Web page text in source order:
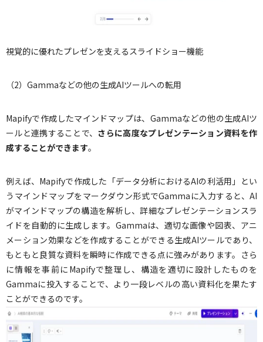
視覚的に優れたプレゼンを支えるスライドショー機能
（2）Gammaなどの他の生成AIツールへの転用
Mapifyで作成したマインドマップは、Gammaなどの他の生成AIツ
ールと連携することで、 さらに高度なプレゼンテーション資料を作
成することができます。
例えば、Mapifyで作成した「データ分析におけるAIの利活用」とい
うマインドマップをマークダウン形式でGammaに入力すると、AI
がマインドマップの構造を解析し、詳細なプレゼンテーションスラ
イドを自動的に生成します。Gammaは、適切な画像や図表、アニ
メーション効果などを作成することができる生成AIツールであり、
もともと良質な資料を瞬時に作成できる点に強みがあります。さら
に情報を事前にMapifyで整理し、構造を適切に設計したものを
Gammaに投入することで、より一段レベルの高い資料化を果たす
ことができるのです。